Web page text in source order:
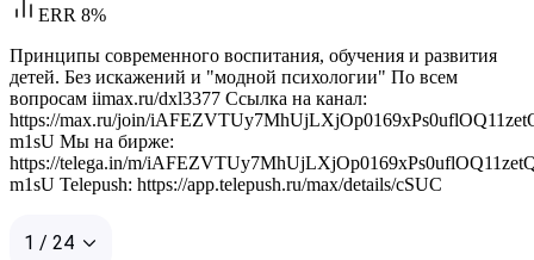
ERR 8%
Принципы современного воспитания, обучения и развития
детей. Без искажений и "модной психологии" По всем
вопросам iimax.ru/dxl3377 Ссылка на канал:
https://max.ru/join/
m1sU Мы на бирже:
https://telega.in/m/
m1sU Telepush: https://app.telepush.ru/max/details/cSUC
1 / 24